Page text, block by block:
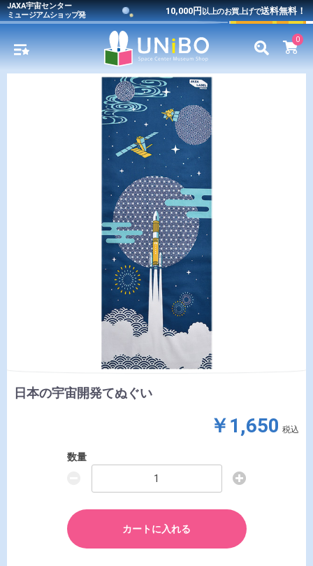
JAXA宇宙センター
ミュージアムショップ発
10,000円以上のお買上げで送料無料！
0
日本の宇宙開発てぬぐい
￥1,650 税込
数量
カートに入れる